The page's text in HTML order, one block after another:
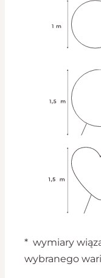
* wymiary
wybranego